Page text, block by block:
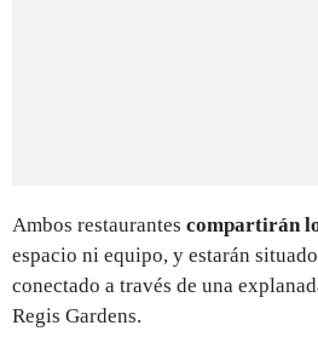
Ambos restaurantes compartirán
espacio ni equipo, y estarán
conectado a través de una
Regis Gardens.